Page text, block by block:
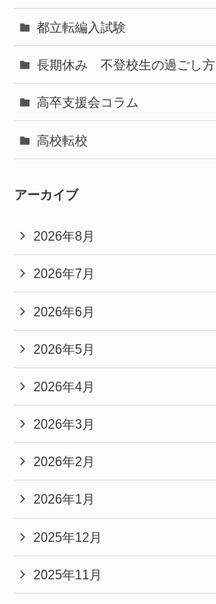
都立転編入試験
長期休み 不登校生の過ごし方
高卒支援会コラム
高校転校
アーカイブ
2026年8月
2026年7月
2026年6月
2026年5月
2026年4月
2026年3月
2026年2月
2026年1月
2025年12月
2025年11月